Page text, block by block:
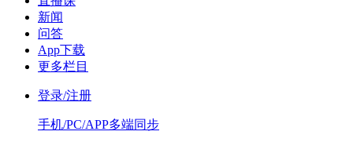
新闻
问答
App下载
更多栏目
登录/注册
手机/PC/APP多端同步